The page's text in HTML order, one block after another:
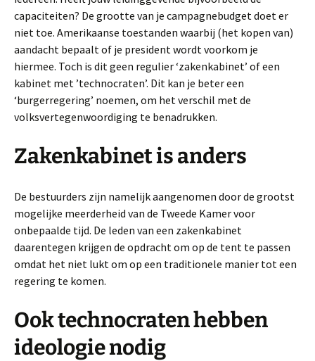
capaciteiten? De grootte van je campagnebudget doet er
niet toe. Amerikaanse toestanden waarbij (het kopen van)
aandacht bepaalt of je president wordt voorkom je
hiermee. Toch is dit geen regulier ‘zakenkabinet’ of een
kabinet met ’technocraten’. Dit kan je beter een
‘burgerregering’ noemen, om het verschil met de
volksvertegenwoordiging te benadrukken.
Zakenkabinet is anders
De bestuurders zijn namelijk aangenomen door de grootst
mogelijke meerderheid van de Tweede Kamer voor
onbepaalde tijd. De leden van een zakenkabinet
daarentegen krijgen de opdracht om op de tent te passen
omdat het niet lukt om op een traditionele manier tot een
regering te komen.
Ook technocraten hebben
ideologie nodig